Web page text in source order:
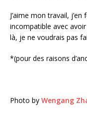
J’aime mon travail,
incompatible avec
là, je ne voudrais pas
*(pour des raisons
Photo by Wengang